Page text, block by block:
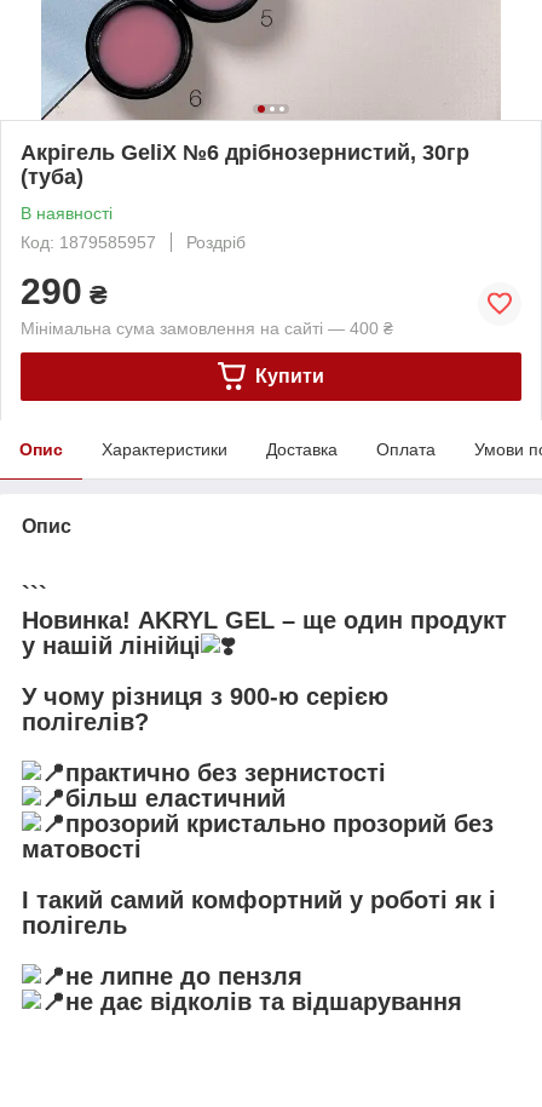
Акрігель GeliX №6 дрібнозернистий, 30гр
(туба)
В наявності
Код: 1879585957
Роздріб
290 ₴
Мінімальна сума замовлення на сайті — 400 ₴
Купити
Опис Характеристики Доставка Оплата Умови
Опис
```
Новинка! AKRYL GEL – ще один продукт
у нашій лінійці
У чому різниця з 900-ю серією
полігелів?
практично без зернистості
більш еластичний
прозорий кристально прозорий без
матовості
І такий самий комфортний у роботі як і
полігель
не липне до пензля
не дає відколів та відшарування